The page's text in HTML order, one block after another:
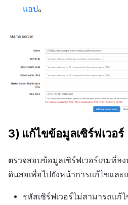
แอป。
3) แก้ไขข้อมูลเซิร์ฟเวอร์
ตรวจสอบข้อมูลเซิร์ฟเวอร์เกมที่ล
ดินสอเพื่อไปยังหน้าการแก้ไขและ
รหัสเซิร์ฟเวอร์ไม่สามารถแก้